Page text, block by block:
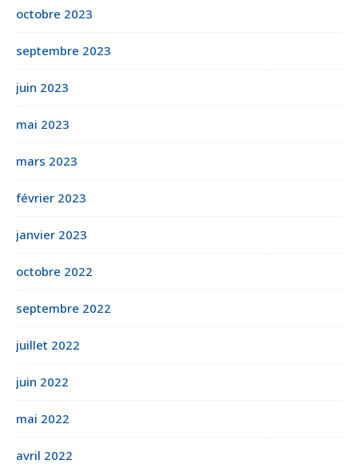
octobre 2023
septembre 2023
juin 2023
mai 2023
mars 2023
février 2023
janvier 2023
octobre 2022
septembre 2022
juillet 2022
juin 2022
mai 2022
avril 2022